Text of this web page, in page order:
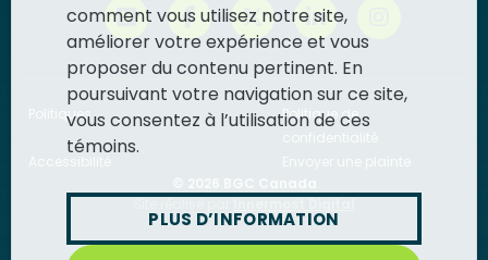
Politiques
Politique de
comment vous utilisez notre site,
améliorer votre expérience et vous
proposer du contenu pertinent. En
poursuivant votre navigation sur ce site,
vous consentez à l’utilisation de ces
témoins.
PLUS D’INFORMATION